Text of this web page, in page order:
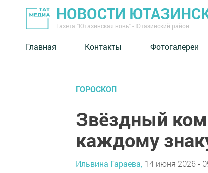
НОВОСТИ
Газета "Ютазинская новь" - Ютазинский район
Главная Контакты Фотогалереи
ГОРОСКОП
Звёздный
каждому
Ильвина Гараева, 14 июня 2026 -